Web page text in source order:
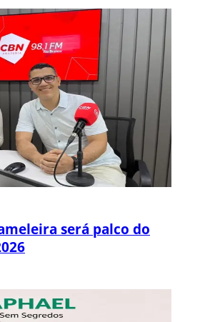
será palco do